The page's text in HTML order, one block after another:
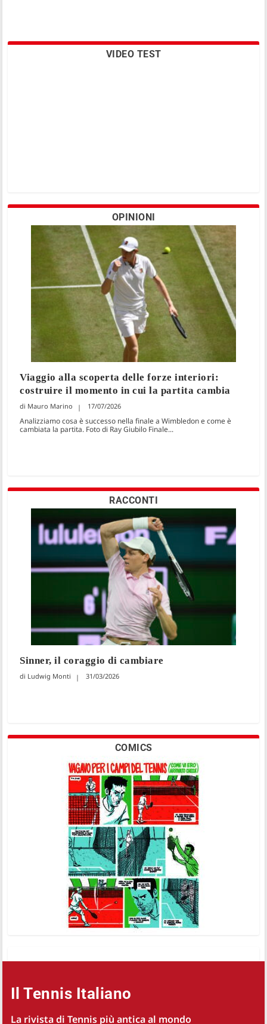
VIDEO TEST
OPINIONI
Viaggio alla scoperta delle forze interiori:
costruire il momento in cui la partita cambia
Mauro Marino 17/07/2026
Analizziamo cosa è successo nella finale a Wimbledon e come è
cambiata la partita. Foto di Ray Giubilo Finale...
RACCONTI
Sinner, il coraggio di cambiare
Ludwig Monti 31/03/2026
COMICS
Il Tennis Italiano
La rivista di Tennis più antica al mondo